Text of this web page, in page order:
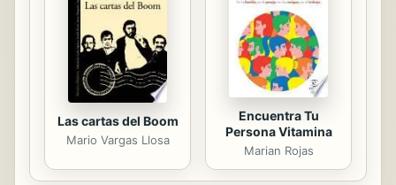
Las cartas del Boom
Mario Vargas Llosa
Encuentra Tu
Persona Vitamina
Marian Rojas